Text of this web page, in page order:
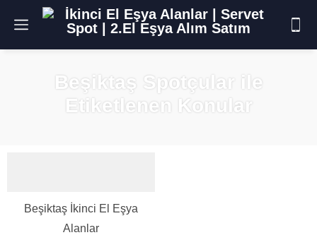
Beşiktaş Spotçular ile
Etiketlenen Konular
Beşiktaş İkinci El Eşya
Alanlar